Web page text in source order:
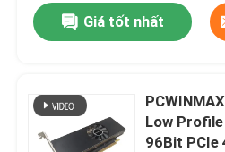
Giá tốt nhất
Low Profile
96Bit PCIe